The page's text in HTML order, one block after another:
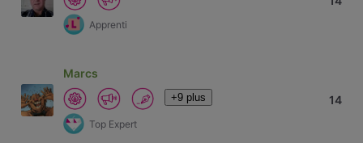
Apprenti
Marcs
+9 plus
Top Expert
14